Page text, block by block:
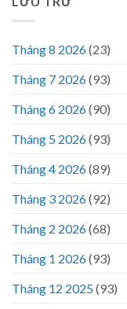
Tháng 8 2026(23)
Tháng 7 2026(93)
Tháng 6 2026(90)
Tháng 5 2026(93)
Tháng 4 2026(89)
Tháng 3 2026(92)
Tháng 2 2026(68)
Tháng 1 2026(93)
Tháng 12 2025(93)